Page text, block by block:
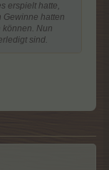
erspielt hatte,
Gewinne hatten
können. Nun
sind.